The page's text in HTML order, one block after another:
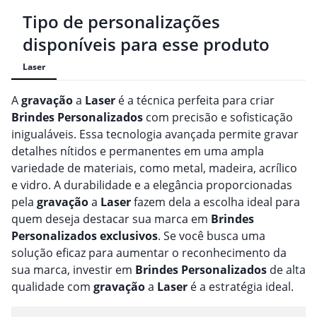
Tipo de personalizações
disponíveis para esse produto
Laser
Agravaçãoa Laser é a técnica perfeita para criar
Brindes Personalizados com precisão e sofisticação
inigualáveis. Essa tecnologia avançada permite gravar
detalhes nítidos e permanentes em uma ampla
variedade de materiais, como metal, madeira, acrílico
e vidro. A durabilidade e a elegância proporcionadas
pela gravaçãoa Laserfazem dela a escolha ideal para
quem deseja destacar sua marca em Brindes
Personalizadosexclusivos. Se você busca uma
solução eficaz para aumentar o reconhecimento da
sua marca, investir em Brindes Personalizados de alta
qualidade com gravaçãoa Laser é a estratégia ideal.